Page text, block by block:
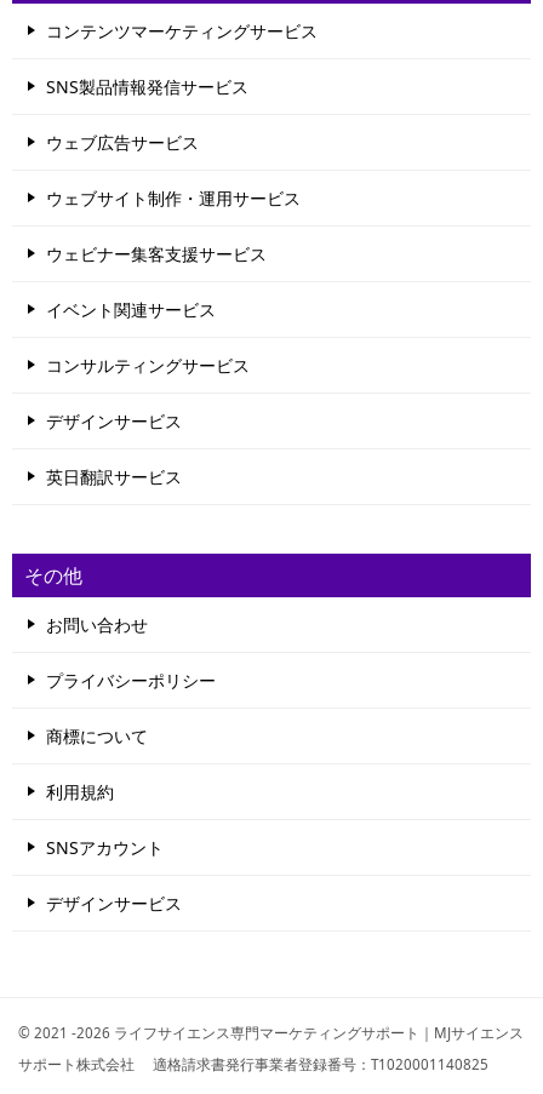
コンテンツマーケティングサービス
SNS製品情報発信サービス
ウェブ広告サービス
ウェブサイト制作・運用サービス
ウェビナー集客支援サービス
イベント関連サービス
コンサルティングサービス
デザインサービス
英日翻訳サービス
その他
お問い合わせ
プライバシーポリシー
商標について
利用規約
SNSアカウント
デザインサービス
© 2021 -2026 ライフサイエンス専門マーケティングサポート｜MJサイエンス
サポート株式会社 適格請求書発行事業者登録番号：T1020001140825